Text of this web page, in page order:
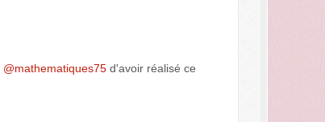
@mathematiques75 d'avoir réalisé ce